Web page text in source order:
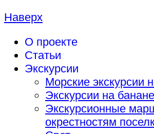
Наверх
О проекте
Статьи
Экскурсии
Морские экскурсии
Экскурсии на банане
Экскурсионные
окрестностям